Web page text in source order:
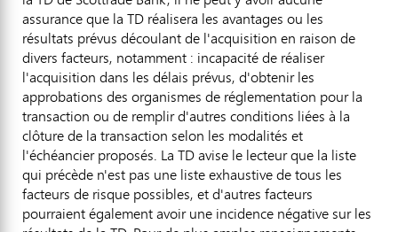
assurance que la TD réalisera les avantages ou les
résultats prévus découlant de l'acquisition en raison de
divers facteurs, notamment : incapacité de réaliser
l'acquisition dans les délais prévus, d'obtenir les
approbations des organismes de réglementation pour la
transaction ou de remplir d'autres conditions liées à la
clôture de la transaction selon les modalités et
l'échéancier proposés. La TD avise le lecteur que la liste
qui précède n'est pas une liste exhaustive de tous les
facteurs de risque possibles, et d'autres facteurs
pourraient également avoir une incidence négative sur les